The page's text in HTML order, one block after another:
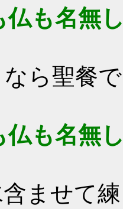
仏も名無
ら聖餐
仏も名無
ませて